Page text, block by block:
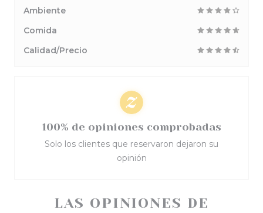
LAS OPINIONES DE
Ambiente
Comida
Calidad/Precio
100% de opiniones comprobadas
Solo los clientes que reservaron dejaron su
opinión